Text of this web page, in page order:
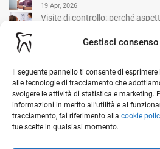
Gestisci
Il seguente pannello ti consente di
alle tecnologie di tracciamento che
svolgere le attività di statistica e marketing.
informazioni in merito all'utilità e al
tracciamento, fai riferimento alla cookie
tue scelte in qualsiasi momento.
19 Apr, 2026
Visite di controllo: perché
15 Mar, 2026
I nostri contatti
Viale G. Garibaldi, 1 - 20841